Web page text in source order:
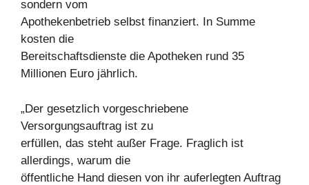
sondern vom
Apothekenbetrieb selbst finanziert. In Summe
kosten die
Bereitschaftsdienste die Apotheken rund 35
Millionen Euro jährlich.
„Der gesetzlich vorgeschriebene
Versorgungsauftrag ist zu
erfüllen, das steht außer Frage. Fraglich ist
allerdings, warum die
öffentliche Hand diesen von ihr auferlegten Auftrag